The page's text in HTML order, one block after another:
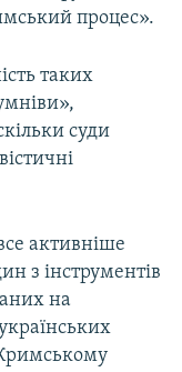
процес».
таких
суди
активніше
з інструментів
на